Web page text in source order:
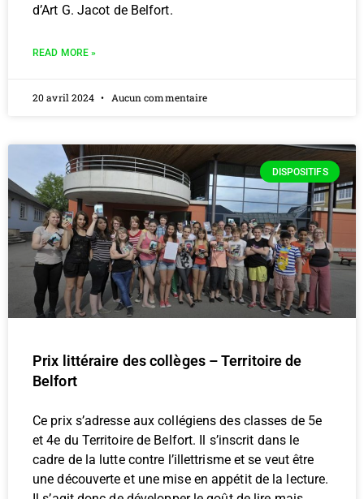
d’Art G. Jacot de Belfort.
READ MORE »
20 avril 2024 Aucun commentaire
DISPOSITIFS
Prix littéraire des collèges – Territoire de
Belfort
Ce prix s’adresse aux collégiens des classes de 5e
et 4e du Territoire de Belfort. Il s’inscrit dans le
cadre de la lutte contre l’illettrisme et se veut être
une découverte et une mise en appétit de la lecture.